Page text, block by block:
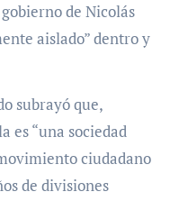
de Nicolás
aislado” dentro y
subrayó que,
es “una sociedad
ciudadano
de divisiones